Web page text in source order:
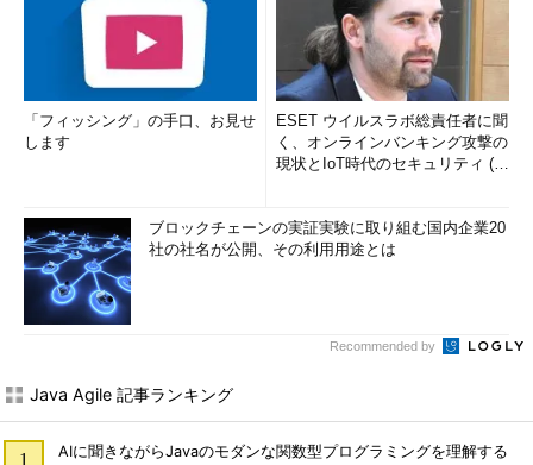
「フィッシング」の手口、お見せ
します
ESET ウイルスラボ総責任者に聞
く、オンラインバンキング攻撃の
現状とIoT時代のセキュリティ (1/
ブロックチェーンの実証実験に取り組む国内企業20
社の社名が公開、その利用用途とは
Recommended by
Java Agile 記事ランキング
AIに聞きながらJavaのモダンな関数型プログラミングを理解する